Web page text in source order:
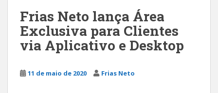
Frias Neto lança Área
Exclusiva para Clientes
via Aplicativo e Desktop
11 de maio de 2020 Frias Neto